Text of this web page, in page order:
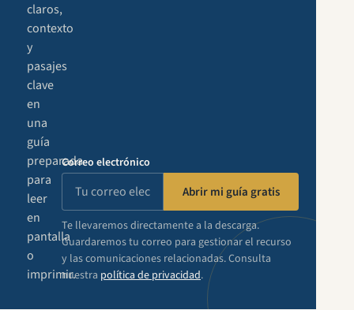
claros,
contexto
y
pasajes
clave
en
una
guía
preparada
para
leer
en
pantalla
o
imprimir.
Correo electrónico
Abrir mi guía gratis
Te llevaremos directamente a la descarga.
Guardaremos tu correo para gestionar el recurso
y las comunicaciones relacionadas. Consulta
nuestra política de privacidad.